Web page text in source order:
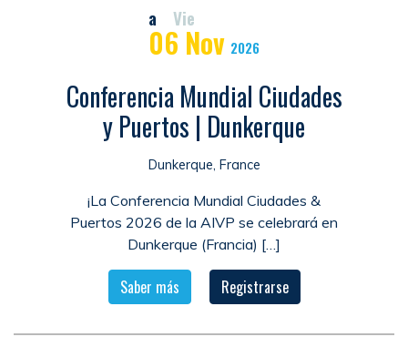
a Vie
06 Nov 2026
Conferencia Mundial Ciudades
y Puertos | Dunkerque
Dunkerque, France
¡La Conferencia Mundial Ciudades &
Puertos 2026 de la AIVP se celebrará en
Dunkerque (Francia) […]
Saber más Registrarse